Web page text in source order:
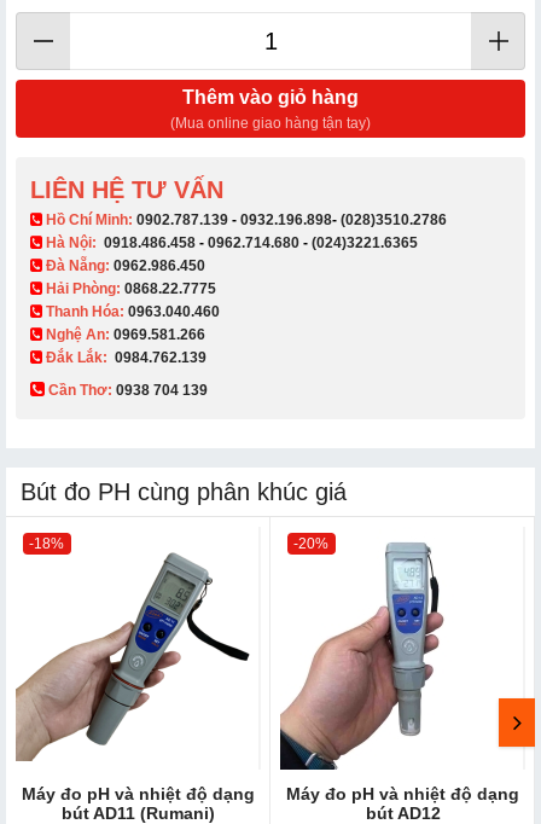
Thêm vào giỏ hàng
(Mua online giao hàng tận tay)
LIÊN HỆ TƯ VẤN
​ Hồ Chí Minh: 0902.787.139 - 0932.196.898- (028)3510.2786
Hà Nội: 0918.486.458 - 0962.714.680 - (024)3221.6365
Đà Nẵng: 0962.986.450
Hải Phòng: 0868.22.7775
Thanh Hóa: 0963.040.460
Nghệ An: 0969.581.266
Đắk Lắk: 0984.762.139
Cần Thơ: 0938 704 139​
Bút đo PH cùng phân khúc giá
-18%
Máy đo pH và nhiệt độ dạng
bút AD11 (Rumani)
-20%
Máy đo pH và nhiệt độ dạng
bút AD12